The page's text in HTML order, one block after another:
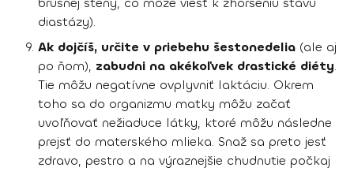
diastázy).
Ak dojčíš, určite v priebehu šestonedelia (ale aj
po ňom), zabudni na akékoľvek drastické diéty.
Tie môžu negatívne ovplyvniť laktáciu. Okrem
toho sa do organizmu matky môžu začať
uvoľňovať nežiaduce látky, ktoré môžu následne
prejsť do materského mlieka. Snaž sa preto jesť
zdravo, pestro a na výraznejšie chudnutie počkaj